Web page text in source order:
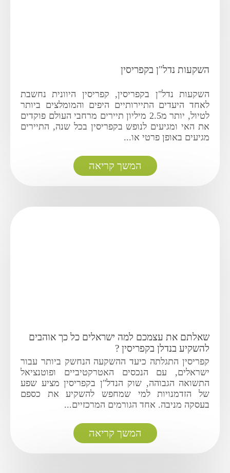
השקעות נדל"ן בקפריסין
השקעות נדל"ן בקפריסין, קפריסין היוונית נחשבת
לאחד היעדים התיירותיים היפים והמומלצים ביותר
לטיול, יותר מ2.5 מיליון תיירים מרחבי העולם פוקדים
את האי ומגיעים לנופש בקפריסין בכל שנה, התיירים
מגיעים באופן פרטי או...
המשך קריאה
שאלתם את עצמכם למה ישראלים כל כך אוהבים
להשקיע בנדלן בקפריסין ?
קפריסין התגלתה כיעד ההשקעה הנחשק ביותר עבור
ישראלים, עם הנכסים האטרקטיביים ופוטנציאל
התשואה הגבוהה, שוק הנדל"ן בקפריסין מציע שפע
של הזדמנויות למי שמחפש להשקיע את כספם
בעסקה מניבה. אחד הגורמים המרכזיים...
המשך קריאה